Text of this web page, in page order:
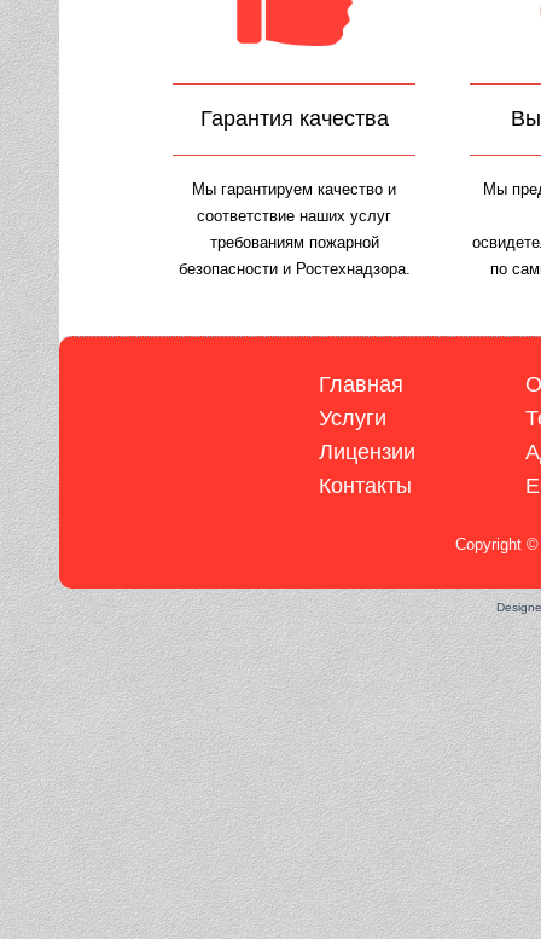
Гарантия качества
Мы гарантируем качество и
соответствие наших услуг
требованиям пожарной
безопасности и Ростехнадзора.
Мы
по
Главная
Услуги
Лицензии
Контакты
Copyright ©